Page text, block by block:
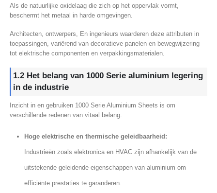
Als de natuurlijke oxidelaag die zich op het oppervlak vormt,
beschermt het metaal in harde omgevingen.
Architecten, ontwerpers, En ingenieurs waarderen deze attributen in
toepassingen, variërend van decoratieve panelen en bewegwijzering
tot elektrische componenten en verpakkingsmaterialen.
1.2 Het belang van 1000 Serie aluminium legering
in de industrie
Inzicht in en gebruiken 1000 Serie Aluminium Sheets is om
verschillende redenen van vitaal belang:
Hoge elektrische en thermische geleidbaarheid:
Industrieën zoals elektronica en HVAC zijn afhankelijk van de
uitstekende geleidende eigenschappen van aluminium om
efficiënte prestaties te garanderen.